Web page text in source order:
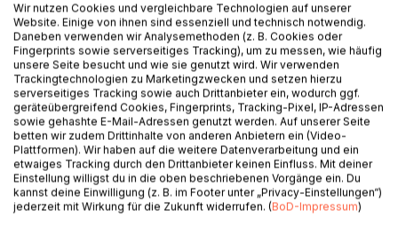
Sie alle haben etwas gemeinsam: ihre Seele.
Hast du dir schon einmal vorgestellt, wie es wäre, wenn es
andere Welten gäbe?
Wenn es andere Möglichkeiten gäbe, du zu sein?
Diese Vorstellung wird für Thessa zur Realität, denn sie ist
eine Sykar. Sie hat die seltene Gabe, in jede der fünf
Parallelwelten springen zu können und dabei jeweils eine
neue Identität anzunehmen. Doch nicht alles ist so
Wir nutzen Cookies und vergleichbare Technologien auf unserer
Website. Einige von ihnen sind essenziell und technisch notwendig.
Daneben verwenden wir Analysemethoden (z. B. Cookies oder
Fingerprints sowie serverseitiges Tracking), um zu messen, wie häufig
unsere Seite besucht und wie sie genutzt wird. Wir verwenden
Trackingtechnologien zu Marketingzwecken und setzen hierzu
serverseitiges Tracking sowie auch Drittanbieter ein, wodurch ggf.
geräteübergreifend Cookies, Fingerprints, Tracking-Pixel, IP-Adressen
sowie gehashte E-Mail-Adressen genutzt werden. Auf unserer Seite
betten wir zudem Drittinhalte von anderen Anbietern ein (Video-
Plattformen). Wir haben auf die weitere Datenverarbeitung und ein
etwaiges Tracking durch den Drittanbieter keinen Einfluss. Mit deiner
Einstellung willigst du in die oben beschriebenen Vorgänge ein. Du
kannst deine Einwilligung (z. B. im Footer unter „Privacy-Einstellungen“)
jederzeit mit Wirkung für die Zukunft widerrufen. (BoD-Impressum)